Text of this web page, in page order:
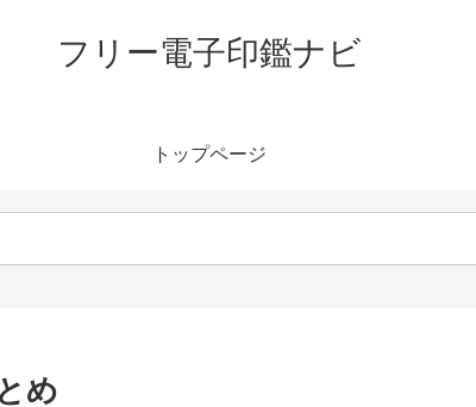
フリー電子印鑑ナビ
トップページ
め